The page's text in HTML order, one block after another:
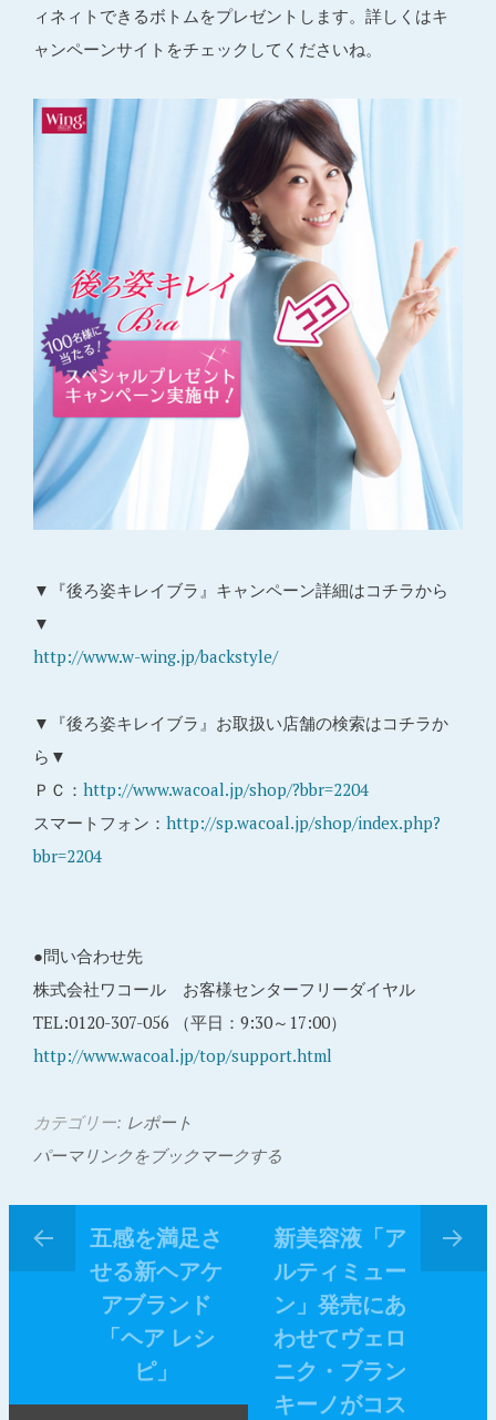
ィネィトできるボトムをプレゼントします。詳しくはキ
ャンペーンサイトをチェックしてくださいね。
▼『後ろ姿キレイブラ』キャンペーン詳細はコチラから
▼
http://www.w-wing.jp/backstyle/
▼『後ろ姿キレイブラ』お取扱い店舗の検索はコチラか
ら▼
ＰＣ： http://www.wacoal.jp/shop/?bbr=2204
スマートフォン： http://sp.wacoal.jp/shop/index.php?
bbr=2204
●問い合わせ先
株式会社ワコール お客様センターフリーダイヤル
TEL:0120-307-056 （平日：9:30～17:00）
http://www.wacoal.jp/top/support.html
カテゴリー: レポート
パーマリンクをブックマークする
五感を満足さ
せる新ヘアケ
アブランド
「ヘア レシ
ピ」
新美容液「ア
ルティミュー
ン」発売にあ
わせてヴェロ
ニク・ブラン
キーノがコス